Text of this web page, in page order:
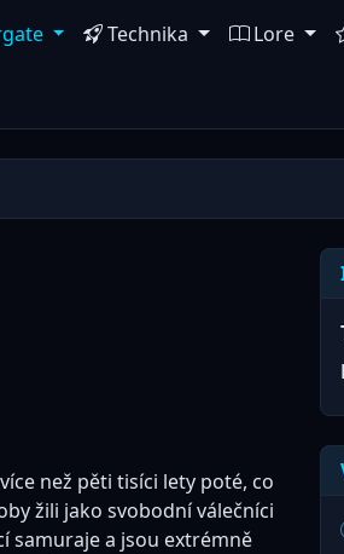
Technika Lore
než pěti tisíci lety poté, co
žili jako svobodní válečníci
samuraje a jsou extrémně